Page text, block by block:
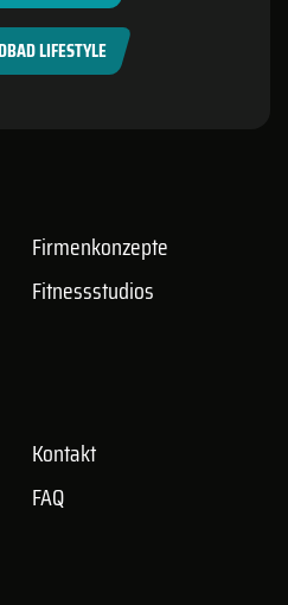
LIFESTYLE
Firmenkonzepte
Fitnessstudios
Kontakt
FAQ